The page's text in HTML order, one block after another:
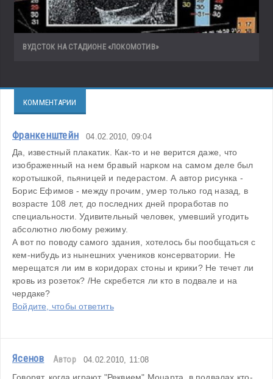
ВУДСТОК НА СТАДИОНЕ «ЛОКОМОТИВ»
КОММЕНТАРИИ
Франкенштейн 04.02.2010, 09:04
Да, известный плакатик. Как-то и не верится даже, что
изображенный на нем бравый нарком на самом деле был
коротышкой, пьяницей и педерастом. А автор рисунка -
Борис Ефимов - между прочим, умер только год назад, в
возрасте 108 лет, до последних дней проработав по
специальности. Удивительный человек, умевший угодить
абсолютно любому режиму.
А вот по поводу самого здания, хотелось бы пообщаться с
кем-нибудь из нынешних учеников консерватории. Не
мерещатся ли им в коридорах стоны и крики? Не течет ли
кровь из розеток? /Не скребется ли кто в подвале и на
чердаке?
Войдите, чтобы ответить
Ясенов Автор 04.02.2010, 11:08